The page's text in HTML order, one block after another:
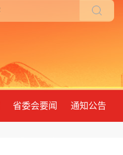
省委会要闻 通知公告